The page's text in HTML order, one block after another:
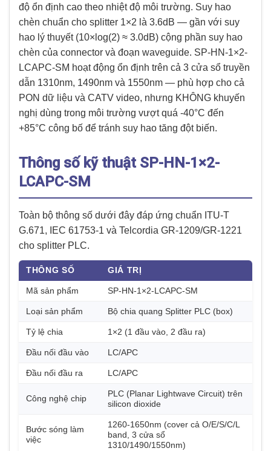
độ ổn định cao theo nhiệt độ môi trường. Suy hao
chèn chuẩn cho splitter 1×2 là 3.6dB — gần với suy
hao lý thuyết (10×log(2) ≈ 3.0dB) cộng phần suy hao
chèn của connector và đoạn waveguide. SP-HN-1×2-
LCAPC-SM hoạt động ổn định trên cả 3 cửa sổ truyền
dẫn 1310nm, 1490nm và 1550nm — phù hợp cho cả
PON dữ liệu và CATV video, nhưng KHÔNG khuyến
nghị dùng trong môi trường vượt quá -40°C đến
+85°C công bố để tránh suy hao tăng đột biến.
Thông số kỹ thuật SP-HN-1×2-
LCAPC-SM
Toàn bộ thông số dưới đây đáp ứng chuẩn ITU-T
G.671, IEC 61753-1 và Telcordia GR-1209/GR-1221
cho splitter PLC.
THÔNG SỐ GIÁ TRỊ
Mã sản phẩm SP-HN-1×2-LCAPC-SM
Loại sản phẩm Bộ chia quang Splitter PLC (box)
Tỷ lệ chia 1×2 (1 đầu vào, 2 đầu ra)
Đầu nối đầu vào LC/APC
Đầu nối đầu ra LC/APC
Công nghệ chip
PLC (Planar Lightwave Circuit) trên
silicon dioxide
Bước sóng làm
việc
1260-1650nm (cover cả O/E/S/C/L
band, 3 cửa sổ
1310/1490/1550nm)